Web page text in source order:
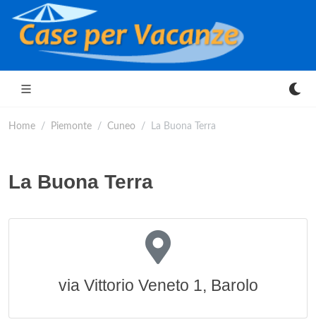
Home Piemonte Cuneo La Buona Terra
La Buona Terra
via Vittorio Veneto 1, Barolo